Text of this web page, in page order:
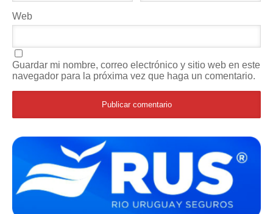
Web
Guardar mi nombre, correo electrónico y sitio web en este
navegador para la próxima vez que haga un comentario.